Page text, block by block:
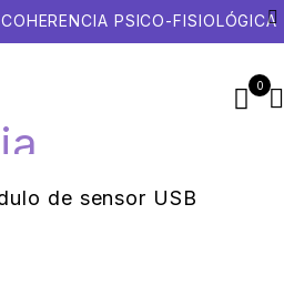
PSICO-FISIOLÓGICA
0
de sensor USB